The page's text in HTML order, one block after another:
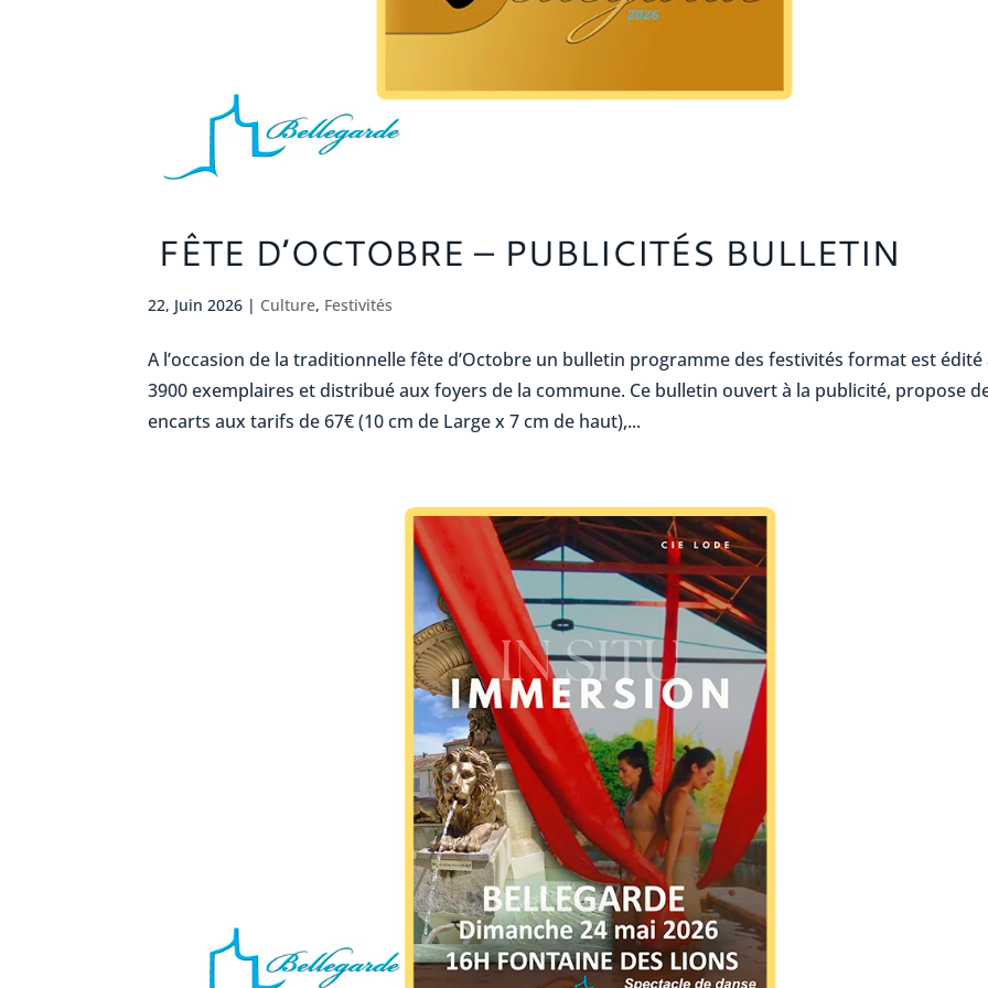
FÊTE D’OCTOBRE – PUBLICITÉS BULLETIN
22, Juin 2026 | Culture, Festivités
A l’occasion de la traditionnelle fête d’Octobre un bulletin programme des festivités format est édité
3900 exemplaires et distribué aux foyers de la commune. Ce bulletin ouvert à la publicité, propose
encarts aux tarifs de 67€ (10 cm de Large x 7 cm de haut),...